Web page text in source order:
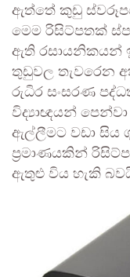
ඇත්තේ කුඩු
මෙම රිසිට්පතක්
ඇති රසායනිකයන්
තුඩුවල තැවරෙන
රුධිර සංසරණ
විද්‍යාඥයන්
ඇල්ලීමට වඩා
ප්‍රමාණයකින්
ඇතුළු විය හැකි